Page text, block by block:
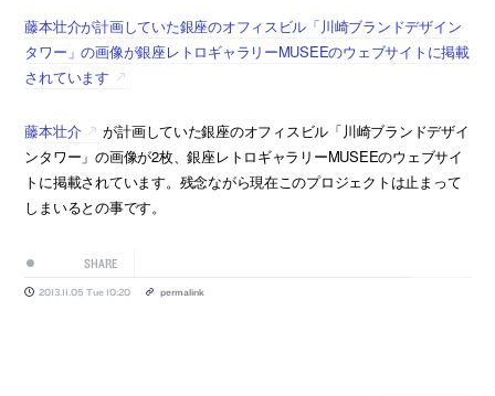
藤本壮介が計画していた銀座のオフィスビル「川崎ブランドデザイン
タワー」の画像が銀座レトロギャラリーMUSEEのウェブサイトに掲載
されています
藤本壮介
が計画していた銀座のオフィスビル「川崎ブランドデザイ
ンタワー」の画像が2枚、銀座レトロギャラリーMUSEEのウェブサイ
トに掲載されています。残念ながら現在このプロジェクトは止まって
しまいるとの事です。
SHARE
2013.11.05 Tue 10:20 permalink